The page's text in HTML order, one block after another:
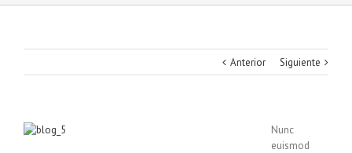
Anterior Siguiente
Nunc
euismod